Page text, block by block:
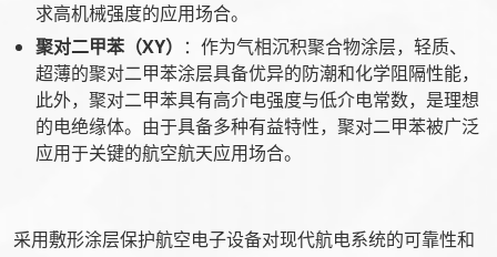
求高机械强度的应用场合。
聚对二甲苯（XY） ：作为气相沉积聚合物涂层，轻质、
超薄的聚对二甲苯涂层具备优异的防潮和化学阻隔性能，
此外，聚对二甲苯具有高介电强度与低介电常数，是理想
的电绝缘体。由于具备多种有益特性，聚对二甲苯被广泛
应用于关键的航空航天应用场合。
采用敷形涂层保护航空电子设备对现代航电系统的可靠性和